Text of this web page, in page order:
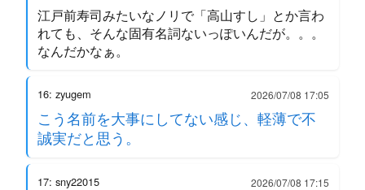
江戸前寿司みたいなノリで「高山すし」とか言わ
れても、そんな固有名詞ないっぽいんだが。。。
なんだかなぁ。
16: zyugem 2026/07/08 17:05
こう名前を大事にしてない感じ、軽薄で不
誠実だと思う。
17: sny22015 2026/07/08 17:15